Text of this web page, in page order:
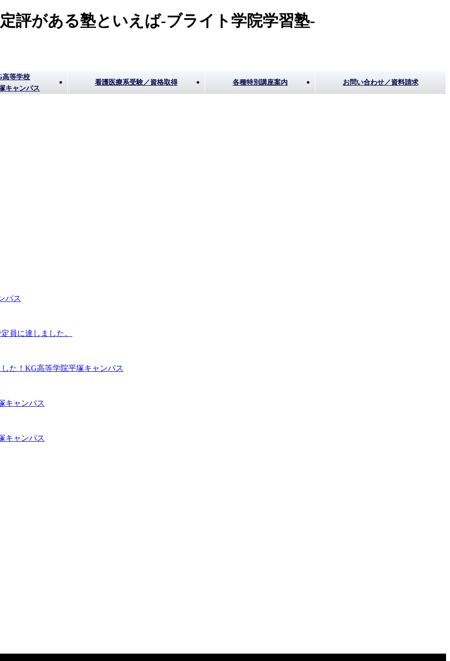
評がある塾といえば-ブライト学院学習塾-
高等学校
キャンパス
看護医療系受験／資格取得 各種特別講座案内 お問い合わせ／資料請求
パス
員に達しました。
た！KG高等学院平塚キャンパス
キャンパス
キャンパス